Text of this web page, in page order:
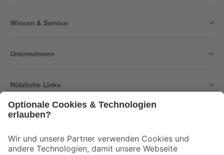
Wissen & Service
Unternehmen
Nützliche Links
Der toom Newsletter: Keine Angebote und Aktionen mehr verpassen!